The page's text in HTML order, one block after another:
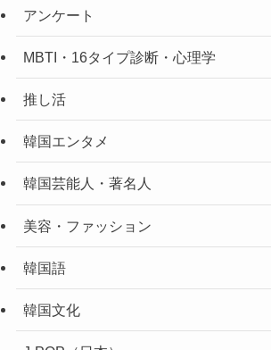
アンケート
MBTI・16タイプ診断・心理学
推し活
韓国エンタメ
韓国芸能人・著名人
美容・ファッション
韓国語
韓国文化